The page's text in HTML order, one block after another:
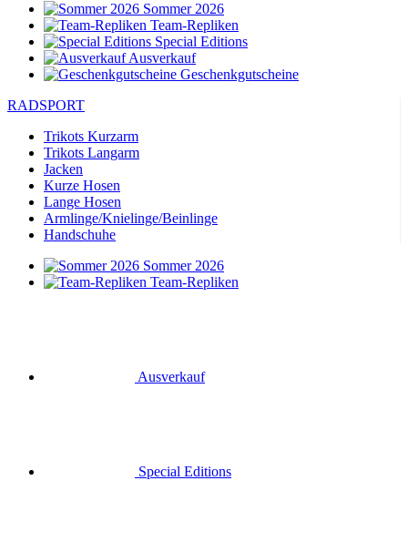
Sommer 2026
Team-Repliken
Special Editions
Ausverkauf
Geschenkgutscheine
RADSPORT
Trikots Kurzarm
Trikots Langarm
Jacken
Kurze Hosen
Lange Hosen
Armlinge/Knielinge/Beinlinge
Handschuhe
Sommer 2026
Team-Repliken